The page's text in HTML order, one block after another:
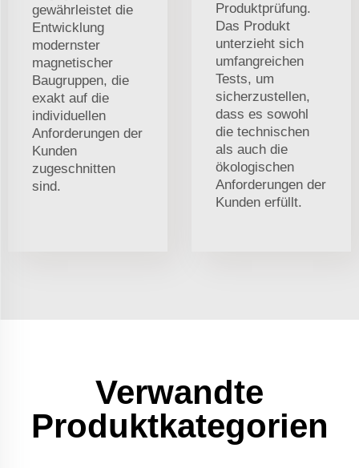
gewährleistet die
Entwicklung
modernster
magnetischer
Baugruppen, die
exakt auf die
individuellen
Anforderungen der
Kunden
zugeschnitten
sind.
Produktprüfung.
Das Produkt
unterzieht sich
umfangreichen
Tests, um
sicherzustellen,
dass es sowohl
die technischen
als auch die
ökologischen
Anforderungen der
Kunden erfüllt.
Verwandte
Produktkategorien